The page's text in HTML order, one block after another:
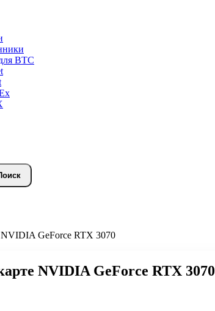
BTC
GeForce RTX 3070
NVIDIA GeForce RTX 3070